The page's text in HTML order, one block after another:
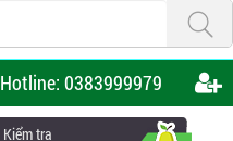
Hotline: 0383999979
Kiểm tra